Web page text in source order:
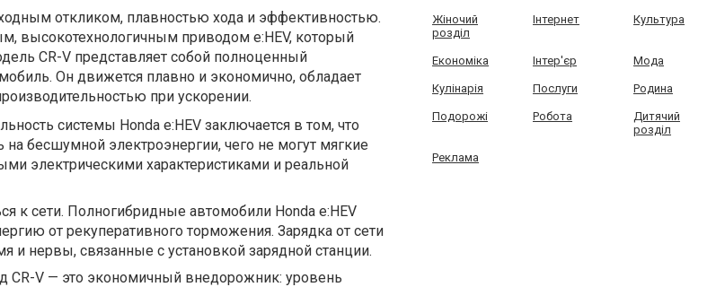
откликом, плавностью хода и эффективностью.
высокотехнологичным приводом e:HEV, который
CR-V представляет собой полноценный
Он движется плавно и экономично, обладает
при ускорении.
системы Honda e:HEV заключается в том, что
бесшумной электроэнергии, чего не могут мягкие
электрическими характеристиками и реальной
к сети. Полногибридные автомобили Honda e:HEV
от рекуперативного торможения. Зарядка от сети
и нервы, связанные с установкой зарядной станции.
CR-V — это экономичный внедорожник: уровень
Жіночий
розділ
Інтернет Культура
Економіка Інтер'єр Мода
Кулінарія Послуги Родина
Подорожі Робота
Дитячий
розділ
Реклама